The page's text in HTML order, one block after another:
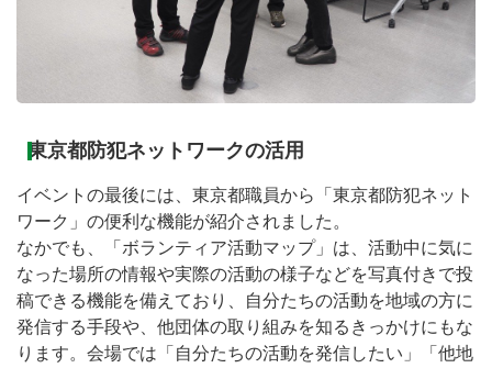
東京都防犯ネットワークの活用
イベントの最後には、東京都職員から「東京都防犯ネット
ワーク」の便利な機能が紹介されました。
なかでも、「ボランティア活動マップ」は、活動中に気に
なった場所の情報や実際の活動の様子などを写真付きで投
稿できる機能を備えており、自分たちの活動を地域の方に
発信する手段や、他団体の取り組みを知るきっかけにもな
ります。会場では「自分たちの活動を発信したい」「他地